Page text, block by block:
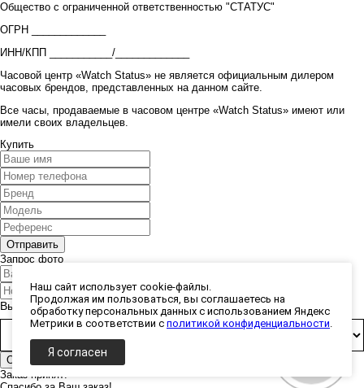
Общество с ограниченной ответственностью "СТАТУС"
ОГРН _____________
ИНН/КПП ___________/_____________
Часовой центр «Watch Status» не является официальным дилером
часовых брендов, представленных на данном сайте.
Все часы, продаваемые в часовом центре «Watch Status» имеют или
имели своих владельцев.
Купить
Запрос фото
Выберите способ получения фото:
Заказ принят!
Наш сайт использует cookie-файлы.
Продолжая им пользоваться, вы соглашаетесь на
обработку персональных данных с использованием Яндекс
Метрики в соответствии с политикой конфиденциальности.
Я согласен